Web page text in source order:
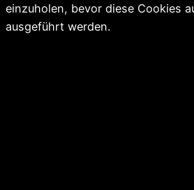
einzuholen, bevor diese Cookies
ausgeführt werden.